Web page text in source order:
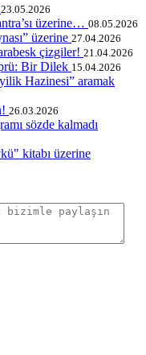
23.05.2026
üzerine… 08.05.2026
üzerine 27.04.2026
çizgiler! 21.04.2026
Bir Dilek 15.04.2026
Hazinesi” aramak
26.03.2026
sözde kalmadı
kitabı üzerine